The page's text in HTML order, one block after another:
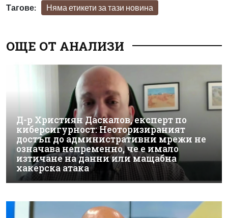
Тагове: Няма етикети за тази новина
ОЩЕ ОТ АНАЛИЗИ
Д-р Християн Даскалов, експерт по
киберсигурност: Неоторизираният
достъп до административни мрежи не
означава непременно, че е имало
изтичане на данни или мащабна
хакерска атака